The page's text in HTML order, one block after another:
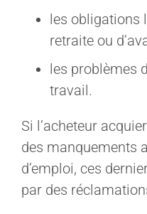
les obligations
retraite ou
les problèmes
travail.
Si l’acheteur
des manquements
d’emploi, ces
par des